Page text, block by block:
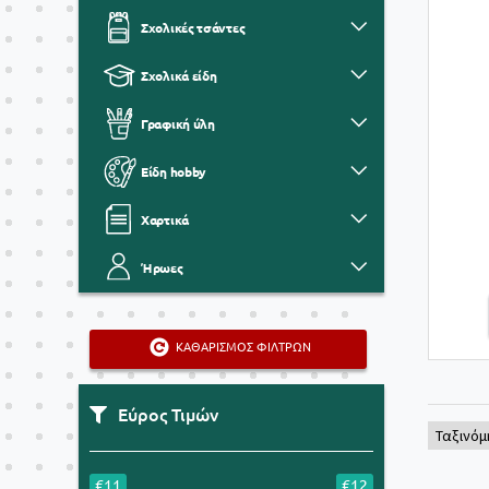
Σχολικές τσάντες
Σχολικά είδη
Γραφική ύλη
Είδη hobby
Χαρτικά
Ήρωες
ΚΑΘΑΡΙΣΜΟΣ ΦΙΛΤΡΩΝ
Εύρος Τιμών
€11 €12